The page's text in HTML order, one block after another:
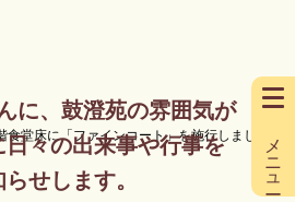
メニュー
食堂床に「ファインコート」を施行しまし
に、鼓澄苑の雰囲気が
々の出来事や行事を
せします。